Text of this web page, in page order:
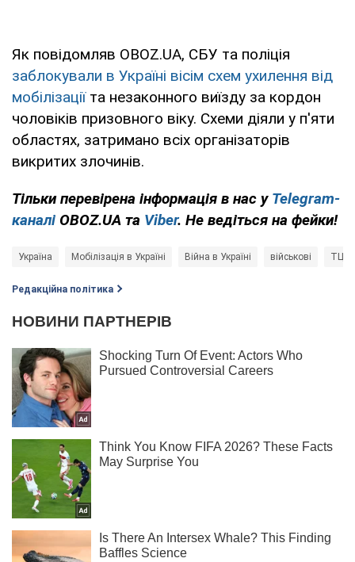
Як повідомляв OBOZ.UA, СБУ та поліція
заблокували в Україні вісім схем ухилення від
мобілізаціїта незаконного виїзду за кордон
чоловіків призовного віку. Схеми діяли у п'яти
областях, затримано всіх організаторів
викритих злочинів.
Тільки перевірена інформація в нас у Telegram-
каналі OBOZ.UA та Viber. Не ведіться на фейки!
Україна Мобілізація в Україні Війна в Україні військові ТЦК
Редакційна політика